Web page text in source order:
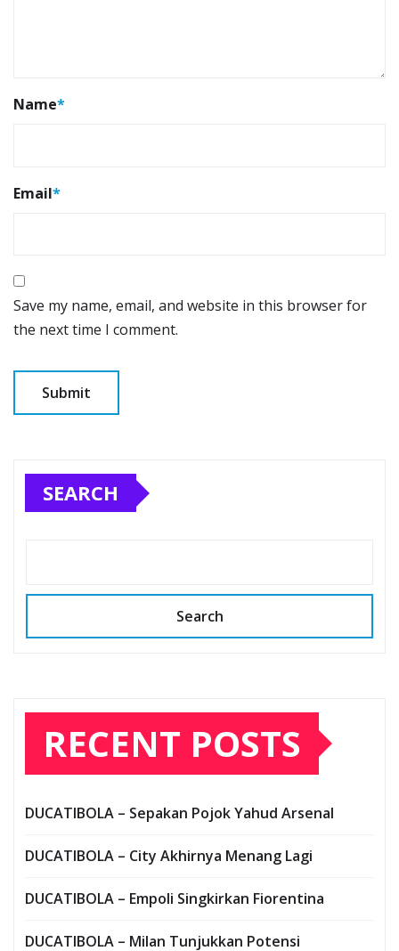
Name*
Email*
Save my name, email, and website in this browser for
the next time I comment.
SEARCH
Search
RECENT POSTS
DUCATIBOLA – Sepakan Pojok Yahud Arsenal
DUCATIBOLA – City Akhirnya Menang Lagi
DUCATIBOLA – Empoli Singkirkan Fiorentina
DUCATIBOLA – Milan Tunjukkan Potensi